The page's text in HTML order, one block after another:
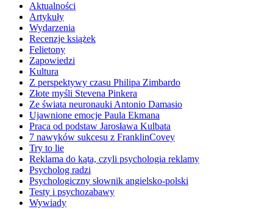
Aktualności
Artykuły
Wydarzenia
Recenzje książek
Felietony
Zapowiedzi
Kultura
Z perspektywy czasu Philipa Zimbardo
Złote myśli Stevena Pinkera
Ze świata neuronauki Antonio Damasio
Ujawnione emocje Paula Ekmana
Praca od podstaw Jarosława Kulbata
7 nawyków sukcesu z FranklinCovey
Try to lie
Reklama do kąta, czyli psychologia reklamy
Psycholog radzi
Psychologiczny słownik angielsko-polski
Testy i psychozabawy
Wywiady